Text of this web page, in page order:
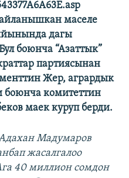
маселе
дагы
боюнча “Азаттык”
партиясынан
Жер, агрардык
боюнча комитеттин
маек куруп берди.
Мадумаров
жасалгалоо
40 миллион сомдон